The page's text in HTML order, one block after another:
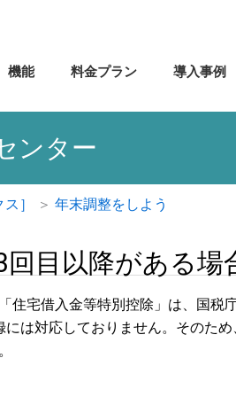
機能 料金プラン 導入事例
ンター
］ ＞ 年末調整をしよう
目以降がある場
住宅借入金等特別控除」は、国税
は対応しておりません。そのた